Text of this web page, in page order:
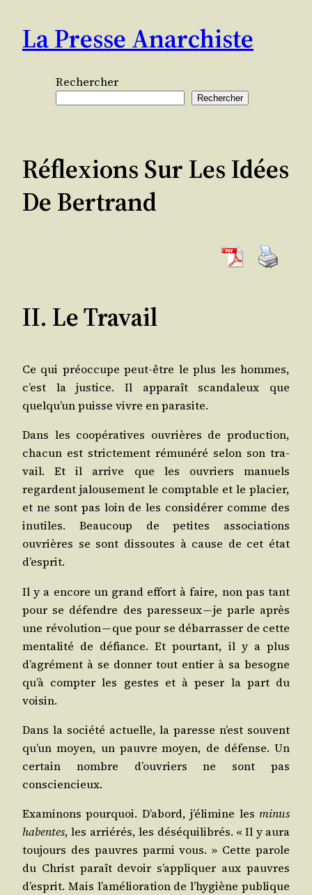
contenu
La Presse Anarchiste
Rechercher
Rechercher
Réflexions Sur Les Idées
De Bertrand
II. Le Travail
Ce qui pré­oc­cupe peut-être le plus les hommes,
c’est la jus­tice. Il appa­raît scan­da­leux que
quelqu’un puisse vivre en parasite.
Dans les coopé­ra­tives ouvrières de pro­duc­tion,
cha­cun est stric­te­ment rému­né­ré selon son tra­
vail. Et il arrive que les ouvriers manuels
regardent jalou­se­ment le comp­table et le pla­cier,
et ne sont pas loin de les consi­dé­rer comme des
inutiles. Beau­coup de petites asso­cia­tions
ouvrières se sont dis­soutes à cause de cet état
d’esprit.
Il y a encore un grand effort à faire, non pas tant
pour se défendre des pares­seux — je parle après
une révo­lu­tion — que pour se débar­ras­ser de cette
men­ta­li­té de défiance. Et pour­tant, il y a plus
d’agrément à se don­ner tout entier à sa besogne
qu’à comp­ter les gestes et à peser la part du
voisin.
Dans la socié­té actuelle, la paresse n’est sou­vent
qu’un moyen, un pauvre moyen, de défense. Un
cer­tain nombre d’ouvriers ne sont pas
consciencieux.
Exa­mi­nons pour­quoi. D’abord, j’élimine les minus
habentes, les arrié­rés, les dés­équi­li­brés. « Il y aura
tou­jours des pauvres par­mi vous. » Cette parole
du Christ paraît devoir s’appliquer aux pauvres
d’esprit. Mais l’amélioration de l’hygiène publique